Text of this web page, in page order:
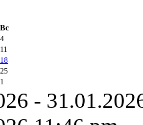
Вс
4
11
18
25
1
-